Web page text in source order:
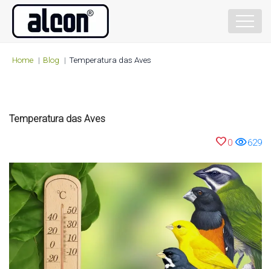
Home Blog Temperatura das Aves
Temperatura das Aves
favorite0 visibility629